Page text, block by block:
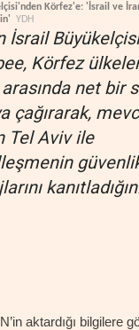
Körfez'e: 'İsrail ve
YDH
İsrail
Körfez
net bir
çağırarak,
Tel Aviv ile
aktardığı bilgilere